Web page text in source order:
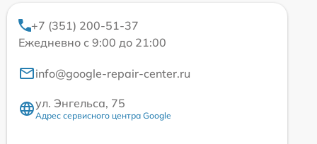
+7 (351) 200-51-37
Ежедневно с 9:00 до 21:00
info@google-repair-center.ru
ул. Энгельса, 75
Адрес сервисного центра Google